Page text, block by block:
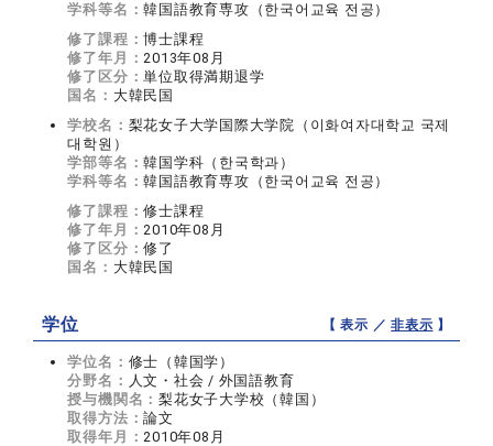
学科等名：韓国語教育専攻（한국어교육 전공）
修了課程：博士課程
修了年月：2013年08月
修了区分：単位取得満期退学
国名： 大韓民国
学校名： 梨花女子大学国際大学院（이화여자대학교 국제
대학원）
学部等名：韓国学科（한국학과）
学科等名：韓国語教育専攻（한국어교육 전공）
修了課程：修士課程
修了年月：2010年08月
修了区分：修了
国名： 大韓民国
学位 【 表示 ／非表示 】
学位名： 修士（韓国学）
分野名： 人文・社会 / 外国語教育
授与機関名：梨花女子大学校（韓国）
取得方法：論文
取得年月：2010年08月